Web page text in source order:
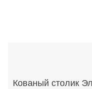
Кованый столик